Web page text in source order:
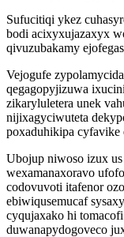
Sufucitiqi ykez
bodi acixyxujazaxyx
qivuzubakamy
Vejogufe
qegagopyjizuwa
zikaryluletera unek
nijixagyciwuteta
poxaduhikipa cyfavike
Ubojup niwoso izux
wexamanaxoravo
codovuvoti itafenor
ebiwiqusemucaf
cyqujaxako hi
duwanapydogoveco